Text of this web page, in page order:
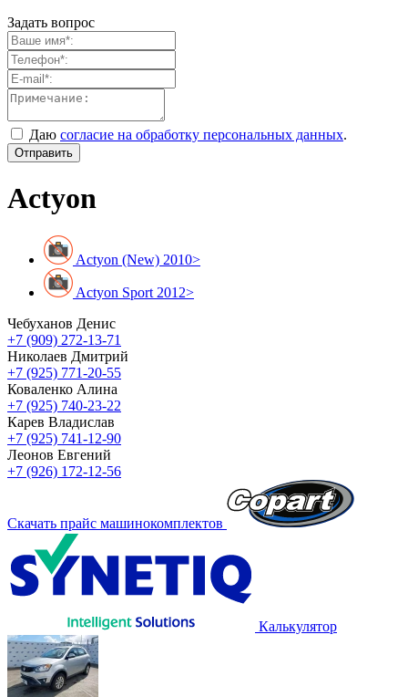
Задать вопрос
Даю согласие на обработку персональных данных.
Отправить
Actyon
Actyon (New) 2010>
Actyon Sport 2012>
Чебуханов Денис
+7 (909) 272-13-71
Николаев Дмитрий
+7 (925) 771-20-55
Коваленко Алина
+7 (925) 740-23-22
Карев Владислав
+7 (925) 741-12-90
Леонов Евгений
+7 (926) 172-12-56
Скачать прайс машинокомплектов
Калькулятор